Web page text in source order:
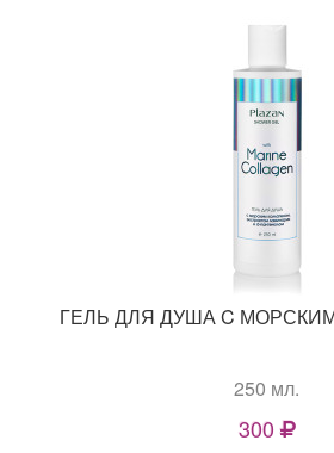
ГЕЛЬ ДЛЯ ДУША C
250 мл.
300